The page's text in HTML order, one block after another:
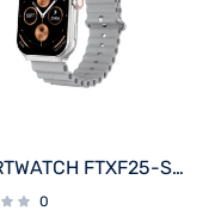
SMARTWATCH FTXF25-SVG 50MM PLATA/GRIS ANDROID/IOS/BT/FREC. CARD
0